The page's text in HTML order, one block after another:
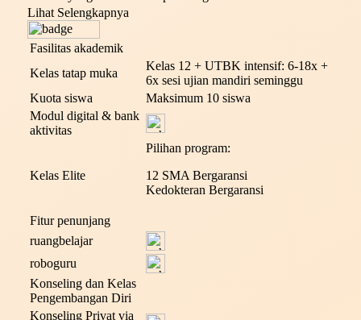
Lihat Selengkapnya
Fasilitas akademik
Kelas tatap muka
Kelas 12 + UTBK intensif: 6-18x +
6x sesi ujian mandiri seminggu
Kuota siswa
Maksimum 10 siswa
Modul digital & bank
aktivitas
Kelas Elite
Pilihan program:
12 SMA Bergaransi
Kedokteran Bergaransi
Fitur penunjang
ruangbelajar
roboguru
Konseling dan Kelas
Pengembangan Diri
Konseling Privat via